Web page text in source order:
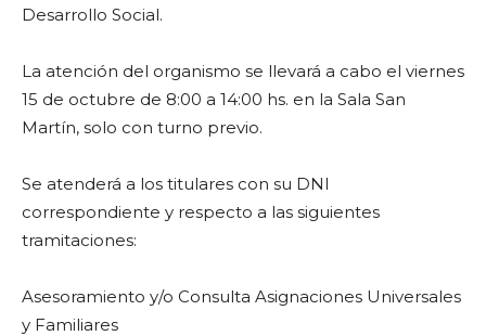
Desarrollo Social.
La atención del organismo se llevará a cabo el viernes
15 de octubre de 8:00 a 14:00 hs. en la Sala San
Martín, solo con turno previo.
Se atenderá a los titulares con su DNI
correspondiente y respecto a las siguientes
tramitaciones:
Asesoramiento y/o Consulta Asignaciones Universales
y Familiares